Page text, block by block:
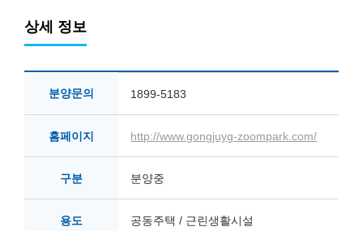
상세 정보
분양문의 1899-5183
홈페이지 http://www.gongjuyg-zoompark.com/
구분 분양중
용도 공동주택 / 근린생활시설